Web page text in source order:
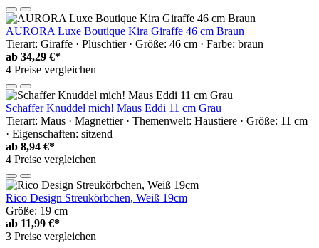
AURORA Luxe Boutique Kira Giraffe 46 cm Braun
Tierart: Giraffe · Plüschtier · Größe: 46 cm · Farbe: braun
ab 34,29 €*
4 Preise vergleichen
Schaffer Knuddel mich! Maus Eddi 11 cm Grau
Tierart: Maus · Magnettier · Themenwelt: Haustiere · Größe: 11 cm
· Eigenschaften: sitzend
ab 8,94 €*
4 Preise vergleichen
Rico Design Streukörbchen, Weiß 19cm
Größe: 19 cm
ab 11,99 €*
3 Preise vergleichen